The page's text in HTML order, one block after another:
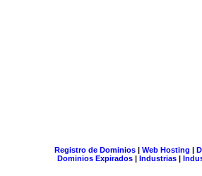
Registro de Dominios| Web Hosting |
Dominios Expirados | Industrias |